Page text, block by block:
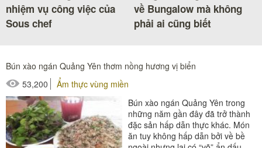
nhiệm vụ công việc của
Sous chef
về Bungalow mà không
phải ai cũng biết
Bún xào ngán Quảng Yên thơm nồng hương vị biển
53,200
Ẩm thực vùng miền
Bún xào ngán Quảng Yên trong
những năm gần đây đã trở thành
đặc sản hấp dẫn thực khác. Món
ăn tuy không hấp dẫn bởi về bề